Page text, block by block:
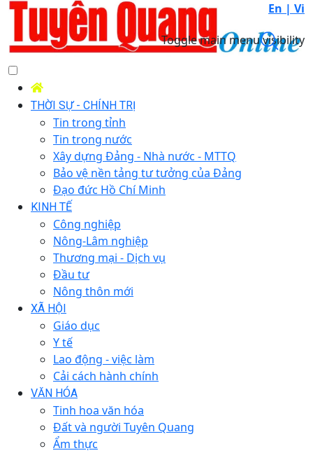
En | Vi
Toggle main menu visibility
THỜI SỰ - CHÍNH TRỊ
Tin trong tỉnh
Tin trong nước
Xây dựng Đảng - Nhà nước - MTTQ
Bảo vệ nền tảng tư tưởng của Đảng
Đạo đức Hồ Chí Minh
KINH TẾ
Công nghiệp
Nông-Lâm nghiệp
Thương mại - Dịch vụ
Đầu tư
Nông thôn mới
XÃ HỘI
Giáo dục
Y tế
Lao động - việc làm
Cải cách hành chính
VĂN HÓA
Tinh hoa văn hóa
Đất và người Tuyên Quang
Ẩm thực